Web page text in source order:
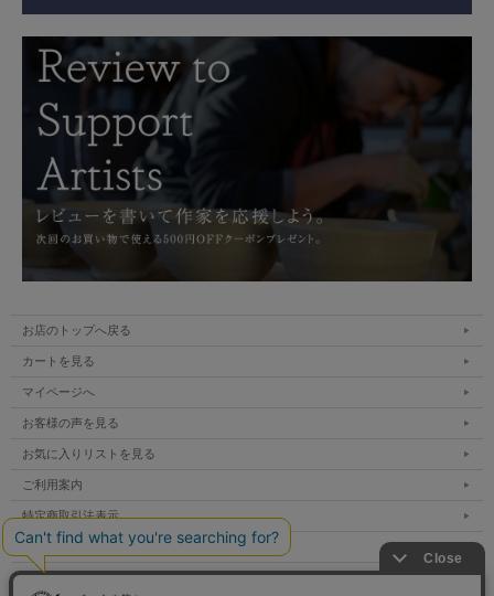
お店のトップへ戻る
カートを見る
マイページへ
お客様の声を見る
お気に入りリストを見る
ご利用案内
特定商取引法表示
個人情報の取扱い
サイトマップ